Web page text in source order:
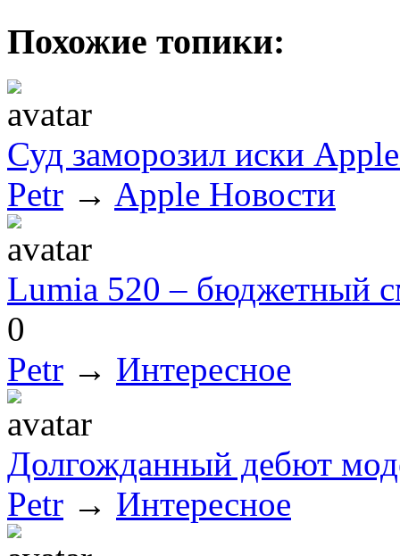
Похожие топики:
Суд заморозил иски
Petr → Apple Новости
Lumia 520 – бюджетный
0
Petr → Интересное
Долгожданный дебют
Petr → Интересное